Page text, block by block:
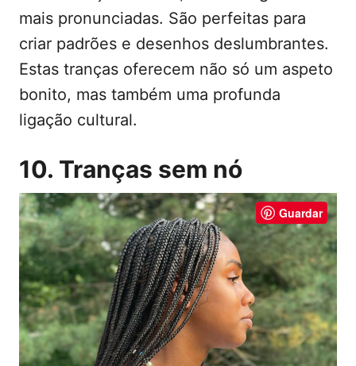
mais pronunciadas. São perfeitas para
criar padrões e desenhos deslumbrantes.
Estas tranças oferecem não só um aspeto
bonito, mas também uma profunda
ligação cultural.
10. Tranças sem nó
Guardar